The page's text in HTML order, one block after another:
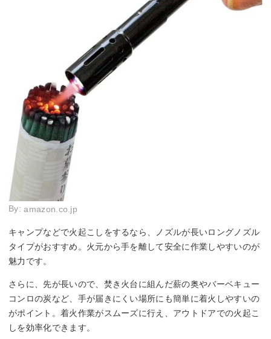
By:amazon.co.jp
キャンプなどで火起こしをするなら、ノズルが長いロングノズル
タイプがおすすめ。火元から手を離して安全に作業しやすいのが
魅力です。
さらに、先が長いので、焚き火台に組んだ薪の奥やバーベキュー
コンロの炭など、手が届きにくい場所にも簡単に着火しやすいの
がポイント。着火作業がスムーズに行え、アウトドアでの火起こ
しを効率化できます。